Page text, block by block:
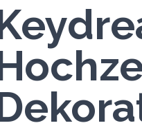
Plattform
pro-aktive
dass